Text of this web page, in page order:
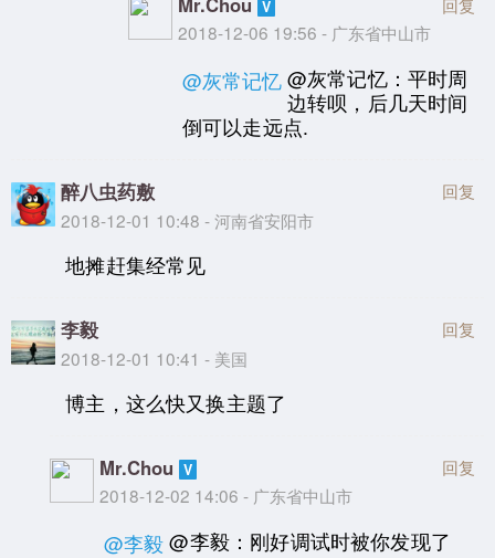
2018-12-06 19:56 - 广东省中山市
@灰常记忆 @灰常记忆：平时周
边转呗，后几天时间
倒可以走远点.
醉八虫药敷
2018-12-01 10:48 - 河南省安阳市
回复
地摊赶集经常见
李毅
2018-12-01 10:41 - 美国
回复
博主，这么快又换主题了
Mr.Chou
2018-12-02 14:06 - 广东省中山市
回复
@李毅 @李毅：刚好调试时被你发现了